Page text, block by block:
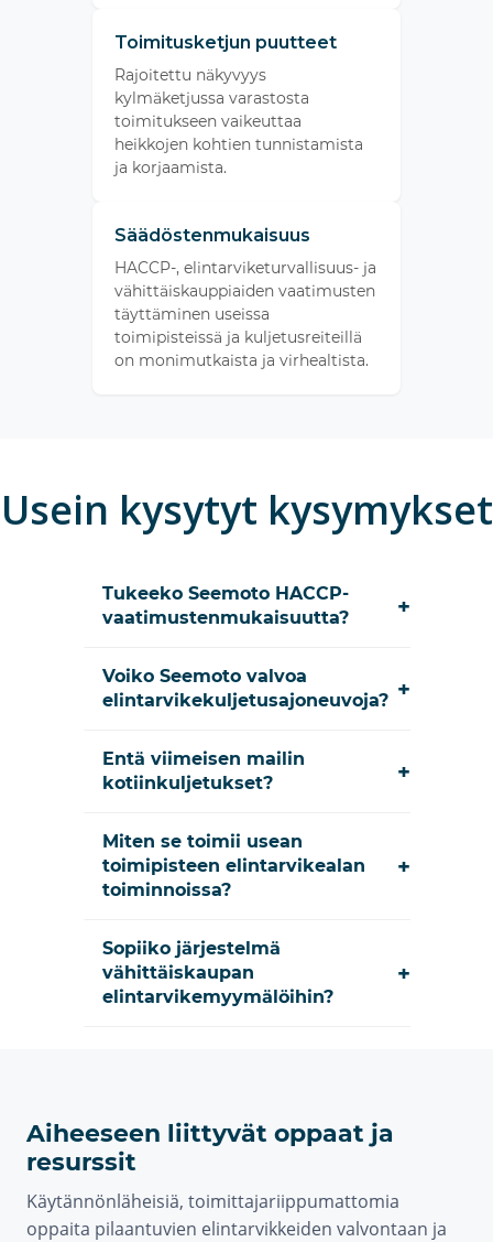
Toimitusketjun puutteet
Rajoitettu näkyvyys
kylmäketjussa varastosta
toimitukseen vaikeuttaa
heikkojen kohtien tunnistamista
ja korjaamista.
Säädöstenmukaisuus
HACCP-, elintarviketurvallisuus- ja
vähittäiskauppiaiden vaatimusten
täyttäminen useissa
toimipisteissä ja kuljetusreiteillä
on monimutkaista ja virhealtista.
Usein kysytyt kysymykset
Tukeeko Seemoto HACCP-
vaatimustenmukaisuutta?
+
Voiko Seemoto valvoa
elintarvikekuljetusajoneuvoja? +
Entä viimeisen mailin
kotiinkuljetukset?
+
Miten se toimii usean
toimipisteen elintarvikealan
toiminnoissa?
+
Sopiiko järjestelmä
vähittäiskaupan
elintarvikemyymälöihin?
+
Aiheeseen liittyvät oppaat ja
resurssit
Käytännönläheisiä, toimittajariippumattomia
oppaita pilaantuvien elintarvikkeiden valvontaan ja